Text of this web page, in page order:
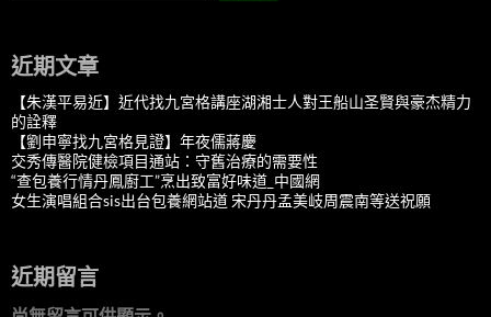
近期文章
【朱漢平易近】近代找九宮格講座湖湘士人對王船山圣賢與豪杰精力
的詮釋
【劉申寧找九宮格見證】年夜儒蔣慶
交秀傳醫院健檢項目通站：守舊治療的需要性
“查包養行情丹鳳廚工”烹出致富好味道_中國網
女生演唱組合sis出台包養網站道 宋丹丹孟美岐周震南等送祝願
近期留言